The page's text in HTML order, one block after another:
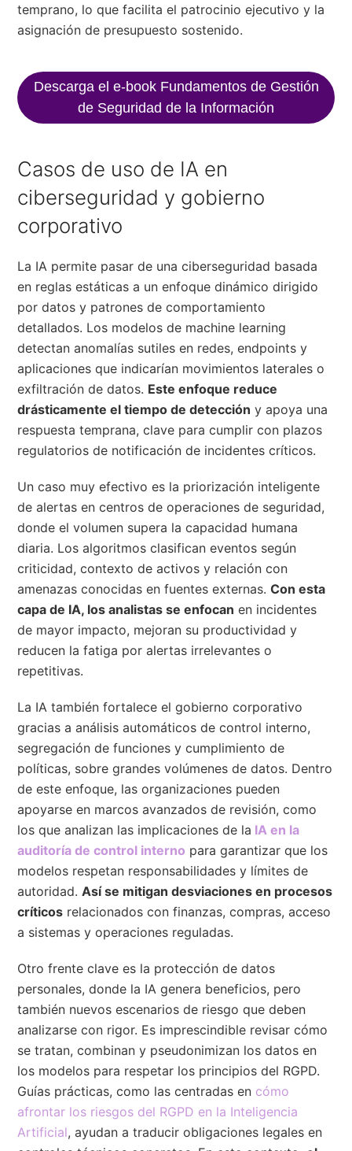
temprano, lo que facilita el patrocinio ejecutivo y la
asignación de presupuesto sostenido.
Descarga el e-book Fundamentos de Gestión
de Seguridad de la Información
Casos de uso de IA en
ciberseguridad y gobierno
corporativo
La IA permite pasar de una ciberseguridad basada
en reglas estáticas a un enfoque dinámico dirigido
por datos y patrones de comportamiento
detallados. Los modelos de machine learning
detectan anomalías sutiles en redes, endpoints y
aplicaciones que indicarían movimientos laterales o
exfiltración de datos. Este enfoque reduce
drásticamente el tiempo de detección y apoya una
respuesta temprana, clave para cumplir con plazos
regulatorios de notificación de incidentes críticos.
Un caso muy efectivo es la priorización inteligente
de alertas en centros de operaciones de seguridad,
donde el volumen supera la capacidad humana
diaria. Los algoritmos clasifican eventos según
criticidad, contexto de activos y relación con
amenazas conocidas en fuentes externas.Con esta
capa de IA, los analistas se enfocan en incidentes
de mayor impacto, mejoran su productividad y
reducen la fatiga por alertas irrelevantes o
repetitivas.
La IA también fortalece el gobierno corporativo
gracias a análisis automáticos de control interno,
segregación de funciones y cumplimiento de
políticas, sobre grandes volúmenes de datos. Dentro
de este enfoque, las organizaciones pueden
apoyarse en marcos avanzados de revisión, como
los que analizan las implicaciones de la IA en la
auditoría de control interno para garantizar que los
modelos respetan responsabilidades y límites de
autoridad.Así se mitigan desviaciones en procesos
críticos relacionados con finanzas, compras, acceso
a sistemas y operaciones reguladas.
Otro frente clave es la protección de datos
personales, donde la IA genera beneficios, pero
también nuevos escenarios de riesgo que deben
analizarse con rigor. Es imprescindible revisar cómo
se tratan, combinan y pseudonimizan los datos en
los modelos para respetar los principios del RGPD.
Guías prácticas, como las centradas en cómo
afrontar los riesgos del RGPD en la Inteligencia
Artificial, ayudan a traducir obligaciones legales en